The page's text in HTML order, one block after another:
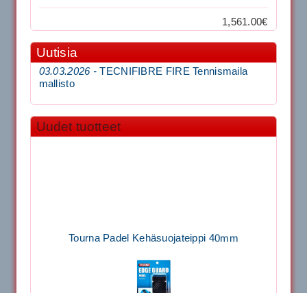
1,561.00€
Uutisia
03.03.2026 -TECNIFIBRE FIRE Tennismaila
mallisto
Uudet tuotteet
Tourna Padel Kehäsuojateippi 40mm